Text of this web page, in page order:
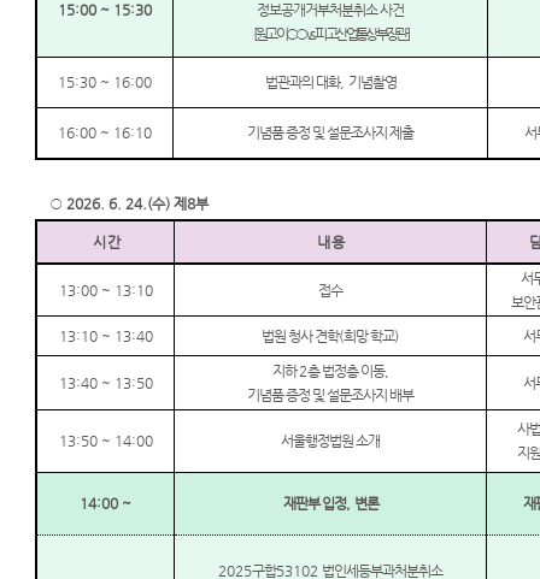
15:00 ~ 15:30
정보공개거부처분취소 사건
원고 이○○vs.피고 산업통상부장관]
15:30 ~ 16:00 법관과의 대화, 기념촬영
16:00 ~ 16:10 기념품 증정 및 설문조사지 제출 서
○ 2026. 6. 24.(수) 제8부
시 간 내 용
13:00 ~ 13:10 접수
서
보안
13:10 ~ 13:40
법원 청사 견학(희망 학교) 서
13:40 ~ 13:50
지하2층 법정층 이동,
기념품 증정 및 설문조사지 배부
서
13:50 ~ 14:00 서울행정법원 소개
사
지
14:00 ~ 재판부 입정, 변론 재
2025구합53102 법인세등부과처분취소